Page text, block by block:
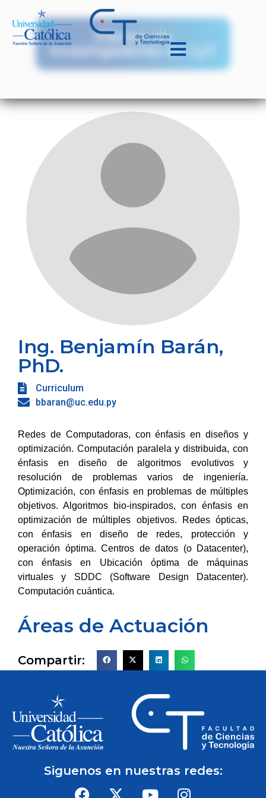
Plantel de
Investigadores de CyT
Ing. Benjamín Barán,
PhD.
Curriculum
bbaran@uc.edu.py
Redes de Computadoras, con énfasis en diseños y
optimización. Computación paralela y distribuida, con
énfasis en diseño de algoritmos evolutivos y
resolución de problemas varios de ingeniería.
Optimización, con énfasis en problemas de múltiples
objetivos. Algoritmos bio-inspirados, con énfasis en
optimización de múltiples objetivos. Redes ópticas,
con énfasis en diseño de redes, protección y
operación óptima. Centros de datos (o Datacenter),
con énfasis en Ubicación óptima de máquinas
virtuales y SDDC (Software Design Datacenter).
Computación cuántica.
Áreas de Actuación
Compartir:
Siguenos en nuestras redes: